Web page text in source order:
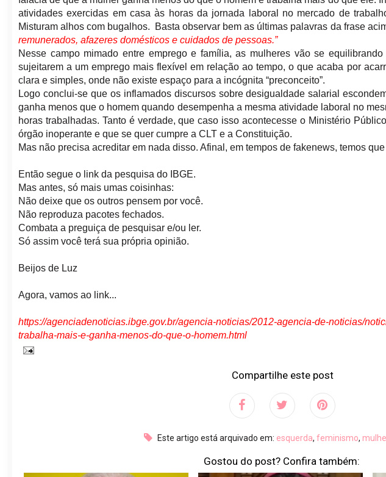
atividades exercidas em casa às horas da jornada laboral no mercado de
Misturam alhos com bugalhos. Basta observar bem as últimas palavras da frase
remunerados, afazeres domésticos e cuidados de pessoas.”
Nesse campo mimado entre emprego e família, as mulheres vão se
sujeitarem a um emprego mais flexível em relação ao tempo, o que acaba por
clara e simples, onde não existe espaço para a incógnita “preconceito”.
Logo conclui-se que os inflamados discursos sobre desigualdade salarial
ganha menos que o homem quando desempenha a mesma atividade laboral no
horas trabalhadas. Tanto é verdade, que caso isso acontecesse o Ministério
órgão inoperante e que se quer cumpre a CLT e a Constituição.
Mas não precisa acreditar em nada disso. Afinal, em tempos de fakenews, temos que
Então segue o link da pesquisa do IBGE.
Mas antes, só mais umas coisinhas:
Não deixe que os outros pensem por você.
Não reproduza pacotes fechados.
Combata a preguiça de pesquisar e/ou ler.
Só assim você terá sua própria opinião.
Beijos de Luz
Agora, vamos ao link...
https://agenciadenoticias.ibge.gov.br/agencia-noticias/2012-agencia-de-noticias/
trabalha-mais-e-ganha-menos-do-que-o-homem.html
Compartilhe este post
Este artigo está arquivado em: esquerda, feminismo,
Gostou do post? Confira também: